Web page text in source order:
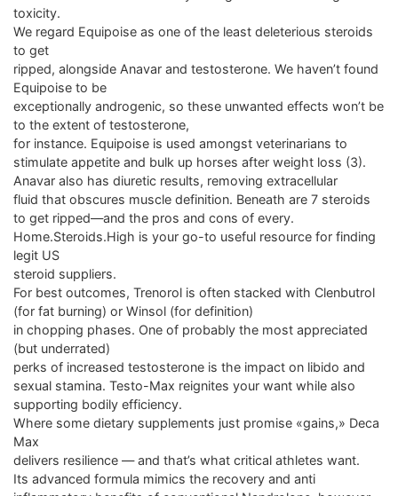
toxicity.
We regard Equipoise as one of the least deleterious steroids
to get
ripped, alongside Anavar and testosterone. We haven’t found
Equipoise to be
exceptionally androgenic, so these unwanted effects won’t be
to the extent of testosterone,
for instance. Equipoise is used amongst veterinarians to
stimulate appetite and bulk up horses after weight loss (3).
Anavar also has diuretic results, removing extracellular
fluid that obscures muscle definition. Beneath are 7 steroids
to get ripped—and the pros and cons of every.
Home.Steroids.High is your go-to useful resource for finding
legit US
steroid suppliers.
For best outcomes, Trenorol is often stacked with Clenbutrol
(for fat burning) or Winsol (for definition)
in chopping phases. One of probably the most appreciated
(but underrated)
perks of increased testosterone is the impact on libido and
sexual stamina. Testo-Max reignites your want while also
supporting bodily efficiency.
Where some dietary supplements just promise «gains,» Deca
Max
delivers resilience — and that’s what critical athletes want.
Its advanced formula mimics the recovery and anti